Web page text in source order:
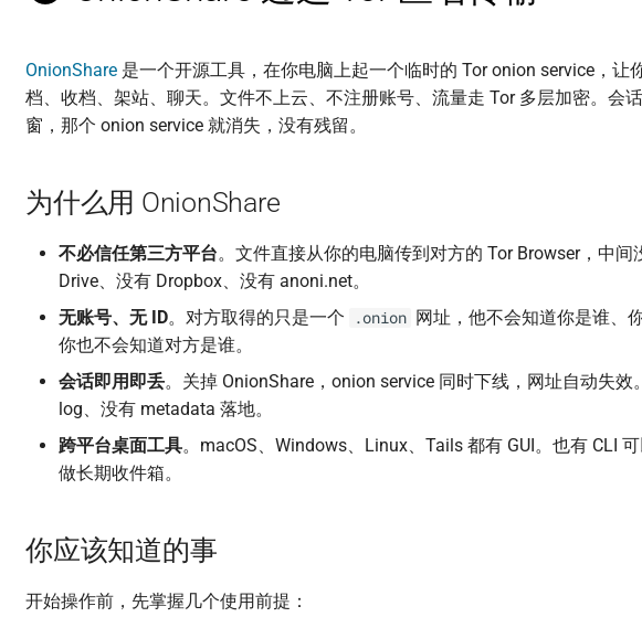
OnionShare 是一个开源工具，在你电脑上起一个临时的 Tor onion service，让
档、收档、架站、聊天。文件不上云、不注册账号、流量走 Tor 多层加密。会
窗，那个 onion service 就消失，没有残留。
为什么用 OnionShare
不必信任第三方平台。文件直接从你的电脑传到对方的 Tor Browser，中间
Drive、没有 Dropbox、没有 anoni.net。
无账号、无 ID。对方取得的只是一个 .onion 网址，他不会知道你是谁、
你也不会知道对方是谁。
会话即用即丢。关掉 OnionShare，onion service 同时下线，网址自动失效
log、没有 metadata 落地。
跨平台桌面工具。macOS、Windows、Linux、Tails 都有 GUI。也有 CLI
做长期收件箱。
你应该知道的事
开始操作前，先掌握几个使用前提：